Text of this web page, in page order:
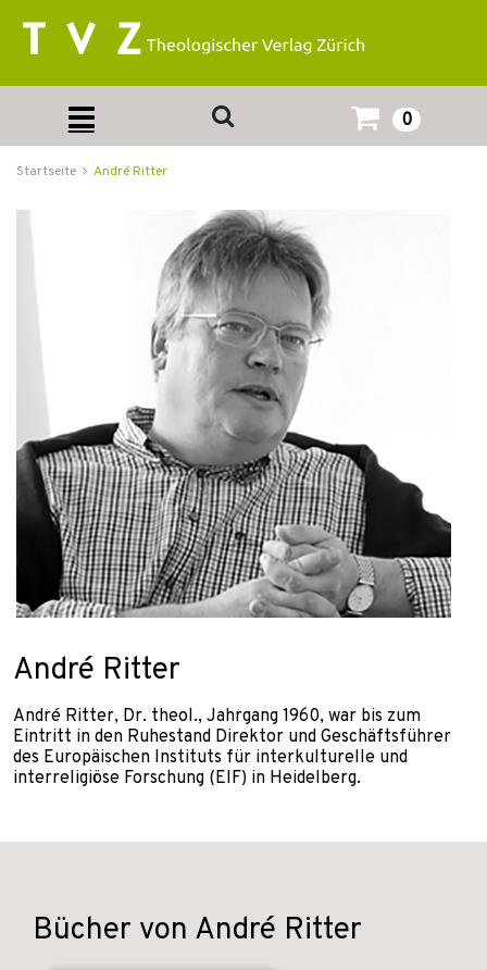
0
Startseite André Ritter
André Ritter
André Ritter, Dr. theol., Jahrgang 1960, war bis zum
Eintritt in den Ruhestand Direktor und Geschäftsführer
des Europäischen Instituts für interkulturelle und
interreligiöse Forschung (EIF) in Heidelberg.
Bücher von André Ritter